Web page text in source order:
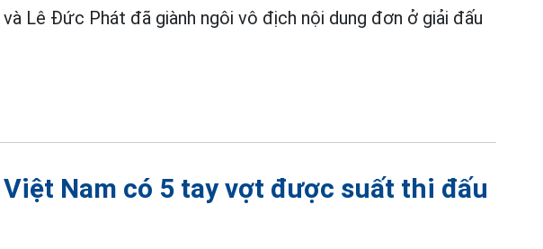
và Lê Đức Phát đã giành ngôi vô địch nội dung đơn ở giải đấu
Nam có 5 tay vợt được suất thi đấu